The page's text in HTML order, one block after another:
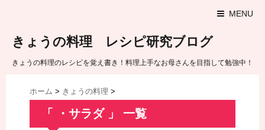
MENU
きょうの料理 レシピ研究ブログ
きょうの料理のレシピを覚え書き！料理上手なお母さんを目指して勉強中！
ホーム > きょうの料理 >
「 ・サラダ 」 一覧